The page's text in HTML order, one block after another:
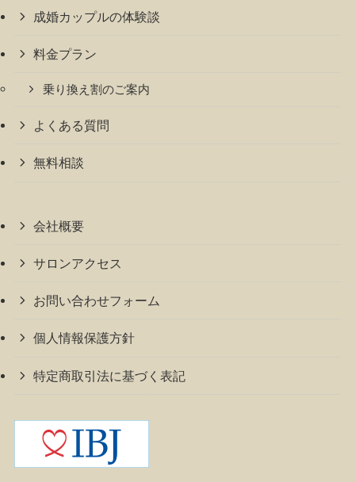
成婚カップルの体験談
料金プラン
乗り換え割のご案内
よくある質問
無料相談
会社概要
サロンアクセス
お問い合わせフォーム
個人情報保護方針
特定商取引法に基づく表記